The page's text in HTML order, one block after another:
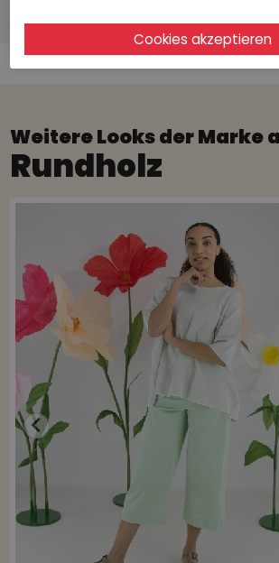
Versandinformationen
Weitere Looks der Marke
Rundholz